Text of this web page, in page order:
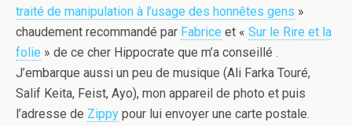
traité de manipulation à l’usage des honnêtes gens »
chaudement recommandé par Fabrice et « Sur le Rire et la
folie » de ce cher Hippocrate que m’a conseillé .
J’embarque aussi un peu de musique (Ali Farka Touré,
Salif Keita, Feist, Ayo), mon appareil de photo et puis
l’adresse de Zippy pour lui envoyer une carte postale.